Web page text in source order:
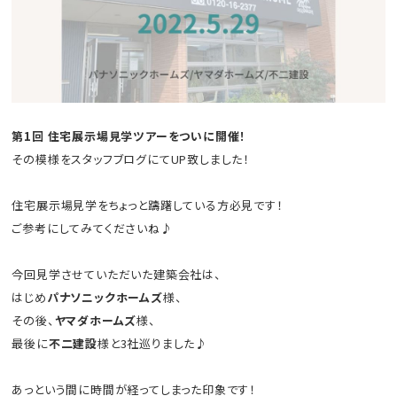
第1回 住宅展示場見学ツアーをついに開催！
その模様をスタッフブログにてUP致しました！
住宅展示場見学をちょっと躊躇している方必見です！
ご参考にしてみてくださいね♪
今回見学させていただいた建築会社は、
はじめパナソニックホームズ様、
その後、ヤマダホームズ様、
最後に不二建設様と3社巡りました♪
あっという間に時間が経ってしまった印象です！